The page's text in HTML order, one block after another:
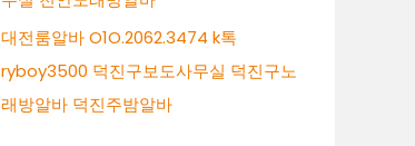
대전룸알바 O1O.2062.3474 k톡
ryboy3500 덕진구보도사무실 덕진구노
래방알바 덕진주밤알바